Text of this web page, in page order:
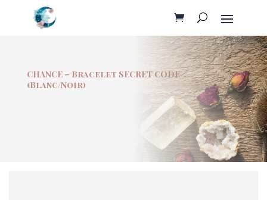
CHANCE – Bracelet SECRET CODE
(Blanc/Noir)